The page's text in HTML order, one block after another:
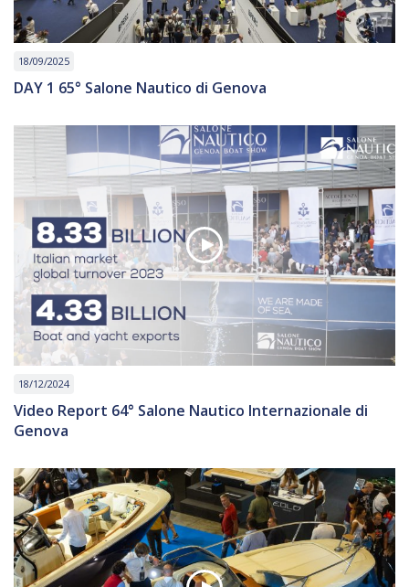
18/09/2025
DAY 1 65° Salone Nautico di Genova
18/12/2024
Video Report 64° Salone Nautico Internazionale di
Genova